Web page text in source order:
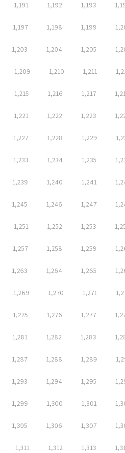
1,191 1,192 1,193
1,197 1,198 1,199
1,203 1,204 1,205
1,209 1,210 1,211
1,215 1,216 1,217
1,221 1,222 1,223
1,227 1,228 1,229
1,233 1,234 1,235
1,239 1,240 1,241
1,245 1,246 1,247
1,251 1,252 1,253
1,257 1,258 1,259
1,263 1,264 1,265
1,269 1,270 1,271
1,275 1,276 1,277
1,281 1,282 1,283
1,287 1,288 1,289
1,293 1,294 1,295
1,299 1,300 1,301
1,305 1,306 1,307
1,311 1,312 1,313